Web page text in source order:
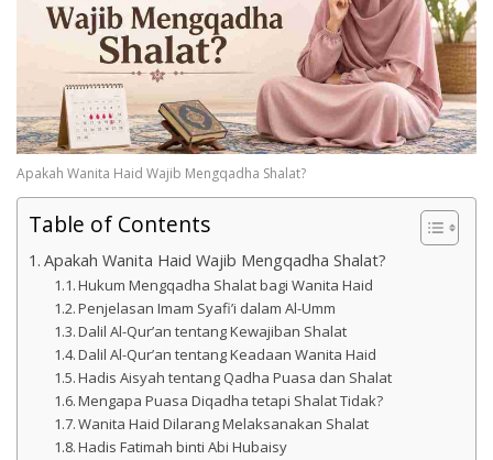
Apakah Wanita Haid Wajib Mengqadha Shalat?
Table of Contents
Apakah Wanita Haid Wajib Mengqadha Shalat?
Hukum Mengqadha Shalat bagi Wanita Haid
Penjelasan Imam Syafi’i dalam Al-Umm
Dalil Al-Qur’an tentang Kewajiban Shalat
Dalil Al-Qur’an tentang Keadaan Wanita Haid
Hadis Aisyah tentang Qadha Puasa dan Shalat
Mengapa Puasa Diqadha tetapi Shalat Tidak?
Wanita Haid Dilarang Melaksanakan Shalat
Hadis Fatimah binti Abi Hubaisy